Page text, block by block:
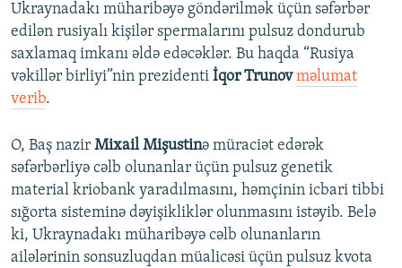
XƏBƏR BÜLLETENLƏRIMIZ
Ukraynadakı müharibəyə göndərilmək üçün səfərbər
edilən rusiyalı kişilər spermalarını pulsuz dondurub
saxlamaq imkanı əldə edəcəklər. Bu haqda “Rusiya
vəkillər birliyi”nin prezidenti İqor Trunov məlumat
verib.
O, Baş nazir Mixail Mişustinə müraciət edərək
səfərbərliyə cəlb olunanlar üçün pulsuz genetik
material kriobank yaradılmasını, həmçinin icbari tibbi
sığorta sisteminə dəyişikliklər olunmasını istəyib. Belə
ki, Ukraynadakı müharibəyə cəlb olunanların
ailələrinin sonsuzluqdan müalicəsi üçün pulsuz kvota